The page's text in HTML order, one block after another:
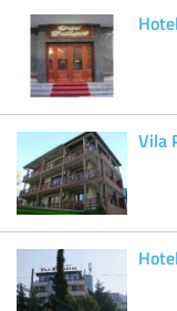
Vila